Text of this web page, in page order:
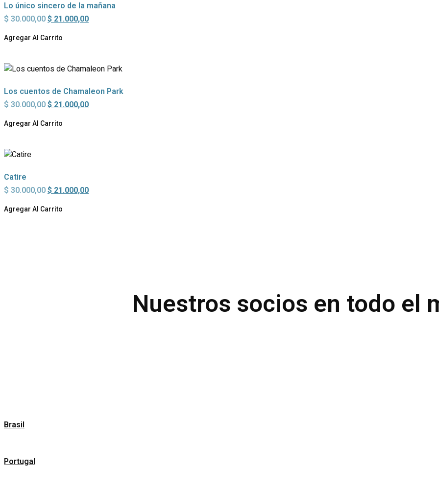
Lo único sincero de la mañana
$ 30.000,00 Original
was:
$ 21.000,00Current
Agregar Al Carrito
Los cuentos de Chamaleon Park
$ 30.000,00 Original
was:
$ 21.000,00Current
Agregar Al Carrito
Catire
$ 30.000,00 Original
was:
$ 21.000,00Current
Agregar Al Carrito
Nuestros socios en todo el
Brasil
Portugal